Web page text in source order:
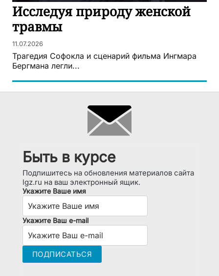
Исследуя природу женской
травмы
11.07.2026
Трагедия Софокла и сценарий фильма Ингмара
Бергмана легли...
Быть в курсе
Подпишитесь на обновления материалов сайта
lgz.ru на ваш электронный ящик.
Укажите Ваше имя
Укажите Ваш e-mail